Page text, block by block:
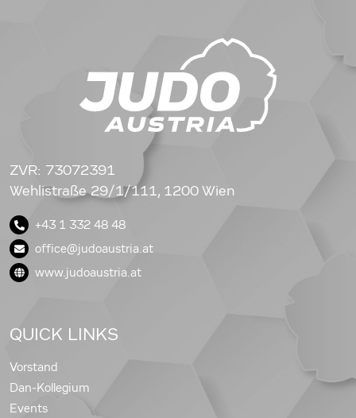
ZVR: 73072391
Wehlistraße 29/1/111, 1200 Wien
+43 1 332 48 48
office@judoaustria.at
www.judoaustria.at
QUICK LINKS
Vorstand
Dan-Kollegium
Events